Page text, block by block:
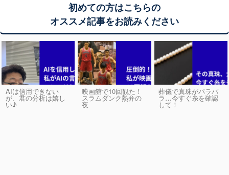
初めての方はこちらの
オススメ記事をお読みください
AIは信用できない
が、君の分析は嬉し
い♪
映画館で10回観た！
スラムダンク熱弁の
夜
葬儀で真珠がパラパ
ラ…今すぐ糸を確認
して！